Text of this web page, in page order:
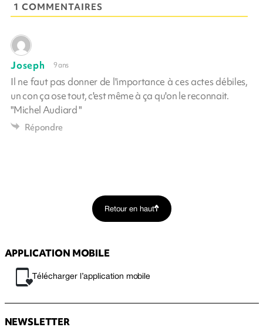
1 COMMENTAIRES
Joseph 9 ans
Il ne faut pas donner de l'importance à ces actes débiles,
un con ça ose tout, c'est même à ça qu'on le reconnait.
"Michel Audiard "
Répondre
Retour en haut
APPLICATION MOBILE
Télécharger l’application mobile
NEWSLETTER